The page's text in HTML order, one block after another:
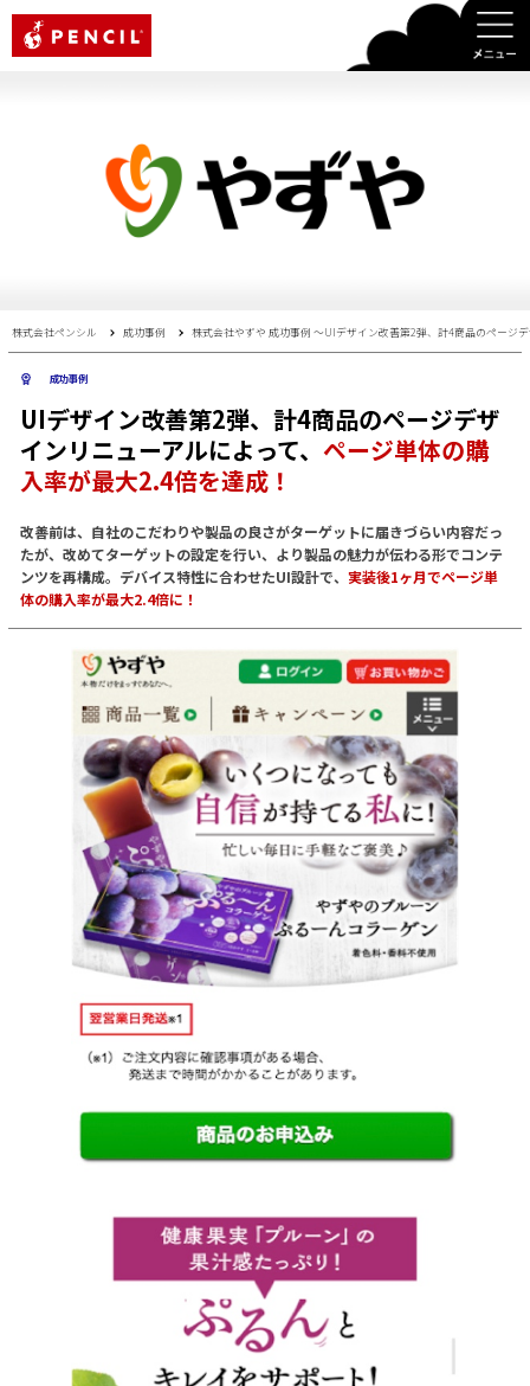
株式会社ペンシル 成功事例 株式会社やずや 成功事例 〜UIデザイン改善第2弾、計4商品のページ
成功事例
UIデザイン改善第2弾、計4商品のページデザ
インリニューアルによって、 ページ単体の購
入率が最大2.4倍を達成！
改善前は、自社のこだわりや製品の良さがターゲットに届きづらい内容だっ
たが、改めてターゲットの設定を行い、より製品の魅力が伝わる形でコンテ
ンツを再構成。デバイス特性に合わせたUI設計で、 実装後1ヶ月でページ単
体の購入率が最大2.4倍に！